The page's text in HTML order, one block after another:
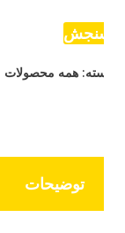
همه محصولات
توضیحات